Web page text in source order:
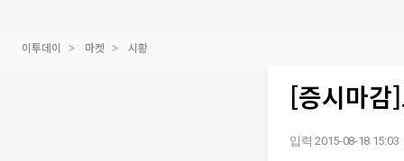
이투데이 마켓 시황
[증시마
입력 2015-08-18 15:03